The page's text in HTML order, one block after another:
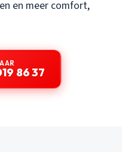
en meer comfort,
86 37